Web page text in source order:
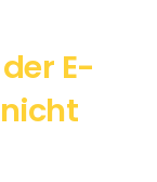
E-